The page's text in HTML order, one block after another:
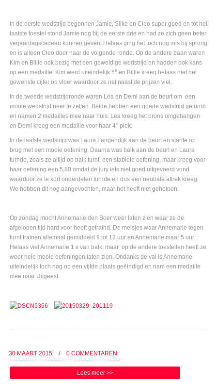
In de eerste wedstrijd begonnen Jamie, Silke en Cleo super goed en tot het
laatste toestel stond Jamie nog bij de eerste drie en had ze zich geen beter
verjaardagscadeau kunnen geven. Helaas ging het toch nog mis bij sprong
en is alleen Cleo door naar de volgende ronde. Op de andere baan waren
Kim en Billie ook bezig met een geweldige wedstrijd en hadden ook kans
op een medaille. Kim werd uiteindelijk 5e en Billie kreeg helaas niet het
gewenste cijfer op vloer waardoor ze net naast de prijzen viel.
In de tweede wedstrijdronde waren Lea en Demi aan de beurt om een
mooie wedstrijd neer te zetten. Beide hebben een goede wedstrijd geturnd
en namen 2 medailles mee naar huis. Lea kreeg het brons omgehangen
en Demi kreeg een medaille voor haar 4e plek.
In de laatste wedstrijd was Laura Langendijk aan de beurt en startte op
brug met een mooie oefening. Daarna was balk aan de beurt en Laura
turnde, zoals ze altijd op balk turnt, een stabiele oefening, maar kreeg voor
haar oefening een 5,80 omdat de jury iets niet goed uitgevoerd vond
waardoor ze te kort onderdelen turnde en dus een neutrale aftrek kreeg.
We hebben dit nog aangevochten, maar het heeft niet geholpen.
Op zondag mocht Annemarie den Boer weer laten zien waar ze de
afgelopen tijd hard voor heeft getraind. De meisjes waar Annemarie tegen
turnt trainen allemaal gemiddeld 9 tot 12 uur en Annemarie maar 5 uur.
Helaas viel Annemarie 1 x van balk, maar op de andere toestellen heeft ze
weer hele mooie oefeningen laten zien. Ondanks de val is Annemarie
uiteindelijk toch nog op een vijfde plaats geëindigd en nam een medaille
mee naar Uitgeest.
30 MAART 2015 / 0 COMMENTAREN
Lees meer >>